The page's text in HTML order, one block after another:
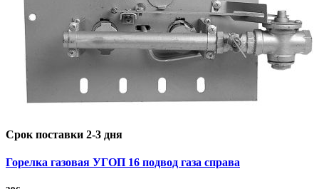
Срок поставки 2-3 дня
Горелка газовая УГОП 16 подвод газа справа